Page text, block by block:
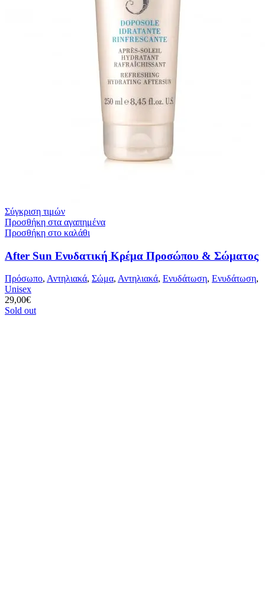
Σύγκριση τιμών
Προσθήκη στα αγαπημένα
Προσθήκη στο καλάθι
After Sun Ενυδατική Κρέμα Προσώπου & Σώματος
Πρόσωπο, Αντηλιακά, Σώμα, Αντηλιακά, Ενυδάτωση, Ενυδάτωση,
Unisex
29,00€
Sold out